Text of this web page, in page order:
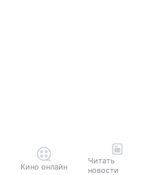
Кино онлайн
Читать
новости